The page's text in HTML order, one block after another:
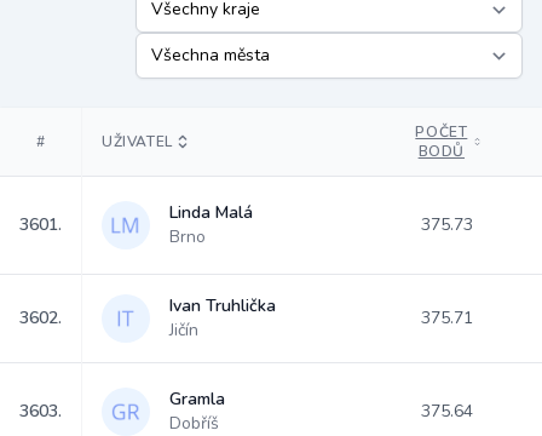
# UŽIVATEL
POČET
BODŮ
3601.
Linda Malá
Brno
375.73
3602.
Ivan Truhlička
Jičín
375.71
3603.
Gramla
Dobříš
375.64